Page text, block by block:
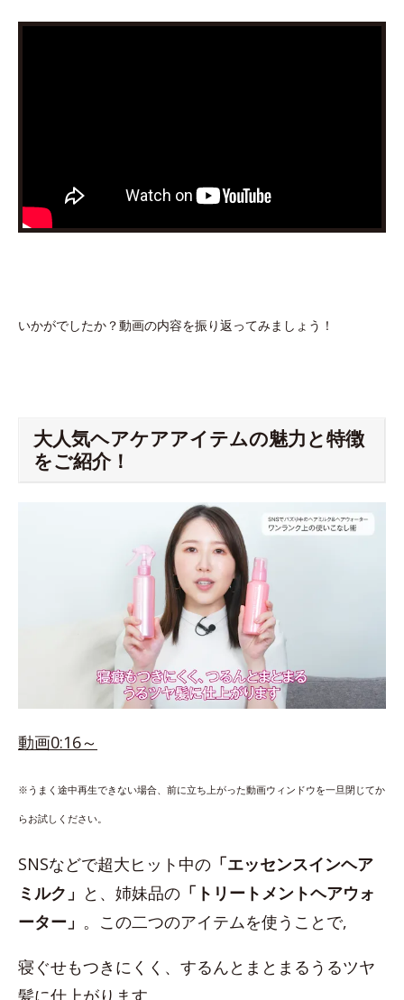
いかがでしたか？動画の内容を振り返ってみましょう！
大人気ヘアケアアイテムの魅力と特徴
をご紹介！
動画0:16～
※うまく途中再生できない場合、前に立ち上がった動画ウィンドウを一旦閉じてか
らお試しください。
SNSなどで超大ヒット中の 「エッセンスインヘア
ミルク」 と、姉妹品の 「トリートメントヘアウォ
ーター」 。この二つのアイテムを使うことで,
寝ぐせもつきにくく、するんとまとまるうるツヤ